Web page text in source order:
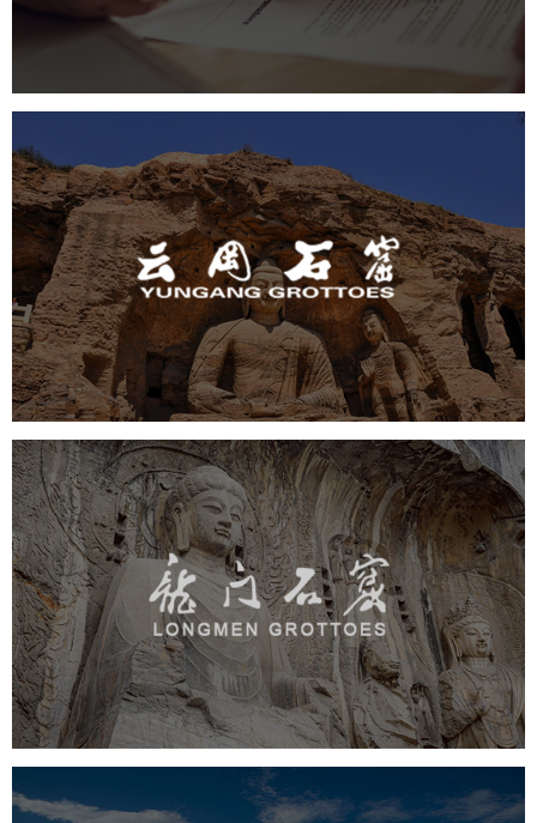
金融保险 社区网站 网页设计 业务系统
云冈石窟
旅游休闲 景区网站建设 品牌官网
网页设计
景区
龙门石窟
旅游休闲 景区网站建设 品牌官网 网页设计